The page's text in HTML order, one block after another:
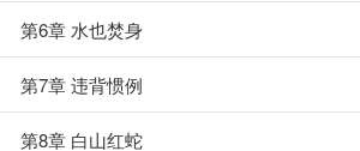
第6章 水也焚身
第7章 违背惯例
第8章 白山红蛇